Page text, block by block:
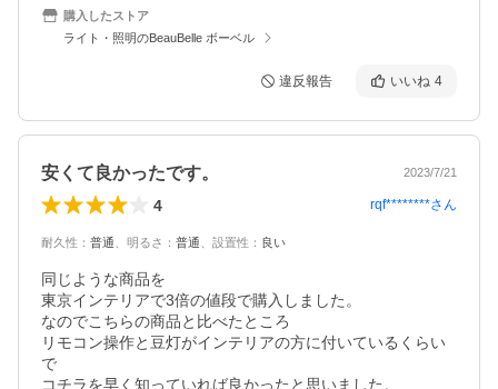
購入したストア
ライト・照明のBeauBelle ボーベル
違反報告 いいね 4
安くて良かったです。 2023/7/21
4 rqf********さん
耐久性 ： 普通 明るさ ： 普通 設置性 ： 良い
同じような商品を
東京インテリアで3倍の値段で購入しました。
なのでこちらの商品と比べたところ
リモコン操作と豆灯がインテリアの方に付いているくらい
で
コチラを早く知っていれば良かったと思いました。